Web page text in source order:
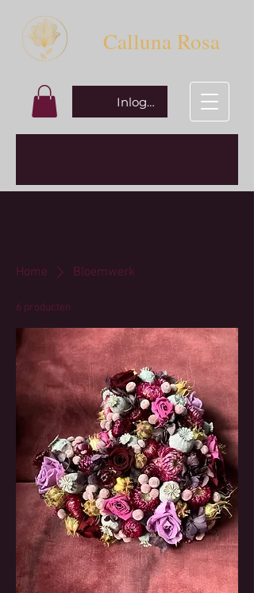
Inloggen
Calluna Rosa
Home Bloemwerk
6 producten